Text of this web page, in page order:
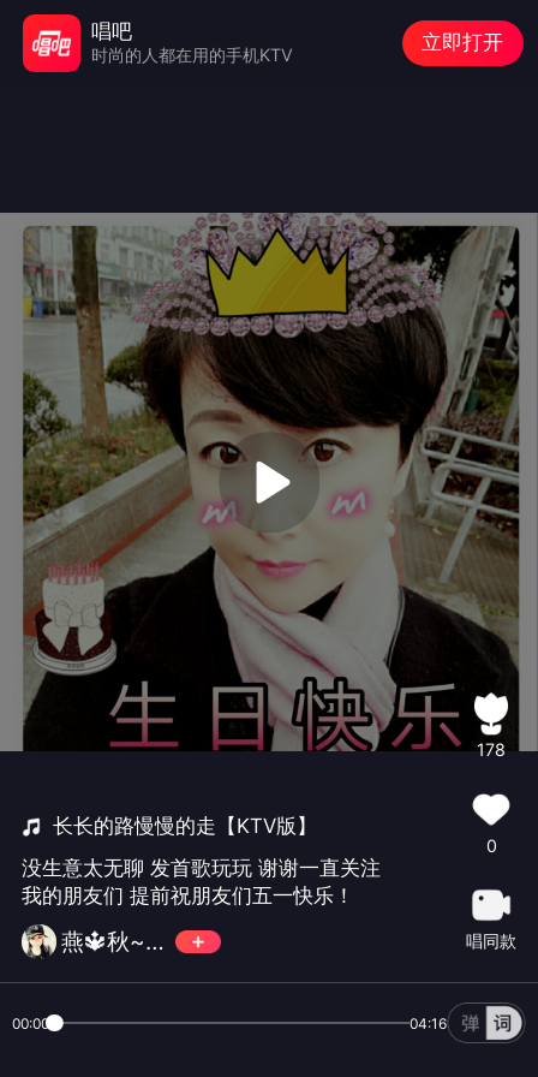
长长的路慢慢的走【KTV版】
没生意太无聊 发首歌玩玩 谢谢一直关注
我的朋友们 提前祝朋友们五一快乐！
燕🔱秋~伤感女王
178
0
唱同款
00:00 04:16
唱吧
时尚的人都在用的手机KTV
立即打开